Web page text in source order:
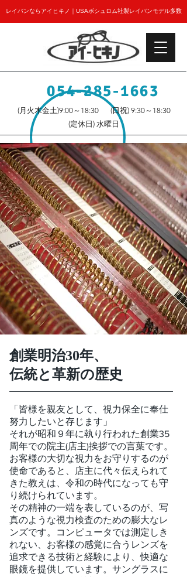
(月火木金土)9:00～18:30 (日祝) 9:30～18:30
054-285-1663
(定休日) 水曜日
レイバンならアイヒキノ｜USAボシュロム社製レイバンモデル多数
​創業明治30年、
伝統と革新の歴史
「皆様を親友として、視力保全に奉仕
努力したいと存じます」
それが昭和９年に執り行われた創業35
周年での院主(店主)挨拶での言葉です。
お客様の大切な視力をお守りするのが
使命であると、店主に代々伝えられて
きた教えは、令和の時代になっても守
り続けられています。
その精神の一端を表しているのが、写
真のような視力検査のための膨大なレ
ンズです。コンピュータでは測定しき
れない、お客様の感覚に合うレンズを
追求できる技術と経験により、快適な
眼鏡を提供しています。サングラスに